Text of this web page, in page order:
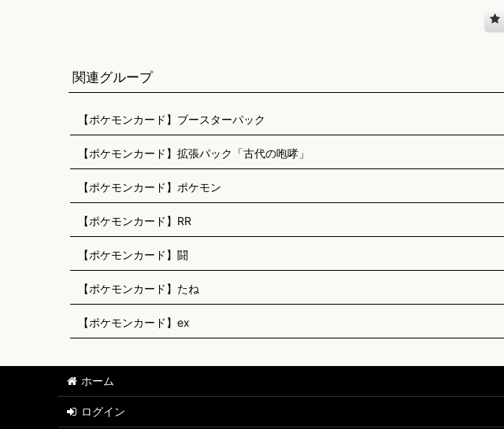
関連グループ
【ポケモンカード】ブースターパック
【ポケモンカード】拡張パック「古代の咆哮」
【ポケモンカード】ポケモン
【ポケモンカード】RR
【ポケモンカード】闘
【ポケモンカード】たね
【ポケモンカード】ex
ホーム
ログイン